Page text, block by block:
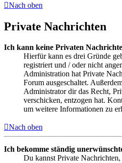
Nach oben
Private Nachrichten
Ich kann keine Privaten
Hierfür kann es drei Gründe
registriert und / oder nicht
Administration hat Private
Forum ausgeschaltet.
Administrator dir das Recht,
verschicken, entzogen hat.
um weitere Informationen zu
Nach oben
Ich bekomme ständig
Du kannst Private